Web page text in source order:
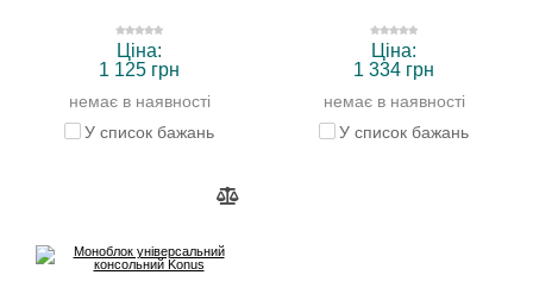
Ціна:
1 125 грн
немає в наявності
У список бажань
Ціна:
1 334 грн
немає в наявності
У список бажань